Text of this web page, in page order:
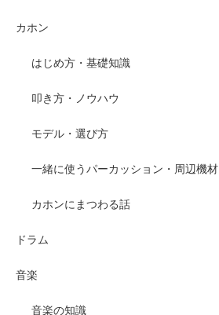
カホン
はじめ方・基礎知識
叩き方・ノウハウ
モデル・選び方
一緒に使うパーカッション・周辺機材
カホンにまつわる話
ドラム
音楽
音楽の知識